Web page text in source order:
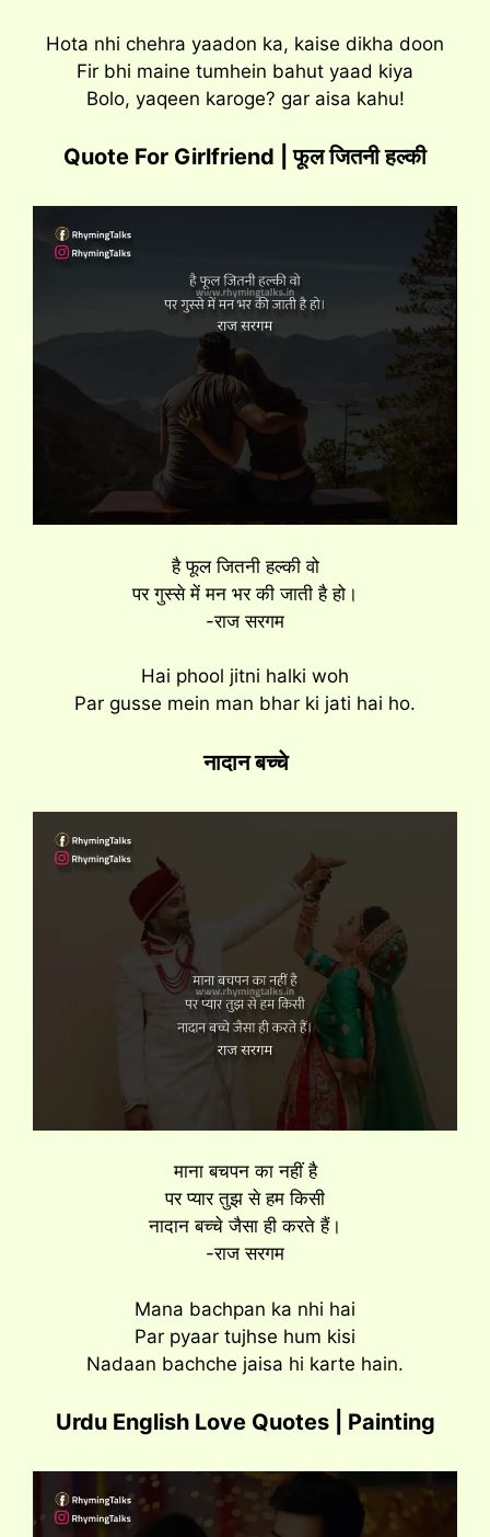
Hota nhi chehra yaadon ka, kaise dikha doon
Fir bhi maine tumhein bahut yaad kiya
Bolo, yaqeen karoge? gar aisa kahu!
Quote For Girlfriend | फूल जितनी हल्की
है फूल जितनी हल्की वो
पर गुस्से में मन भर की जाती है हो।
-राज सरगम
Hai phool jitni halki woh
Par gusse mein man bhar ki jati hai ho.
नादान बच्चे
माना बचपन का नहीं है
पर प्यार तुझ से हम किसी
नादान बच्चे जैसा ही करते हैं।
-राज सरगम
Mana bachpan ka nhi hai
Par pyaar tujhse hum kisi
Nadaan bachche jaisa hi karte hain.
Urdu English Love Quotes | Painting